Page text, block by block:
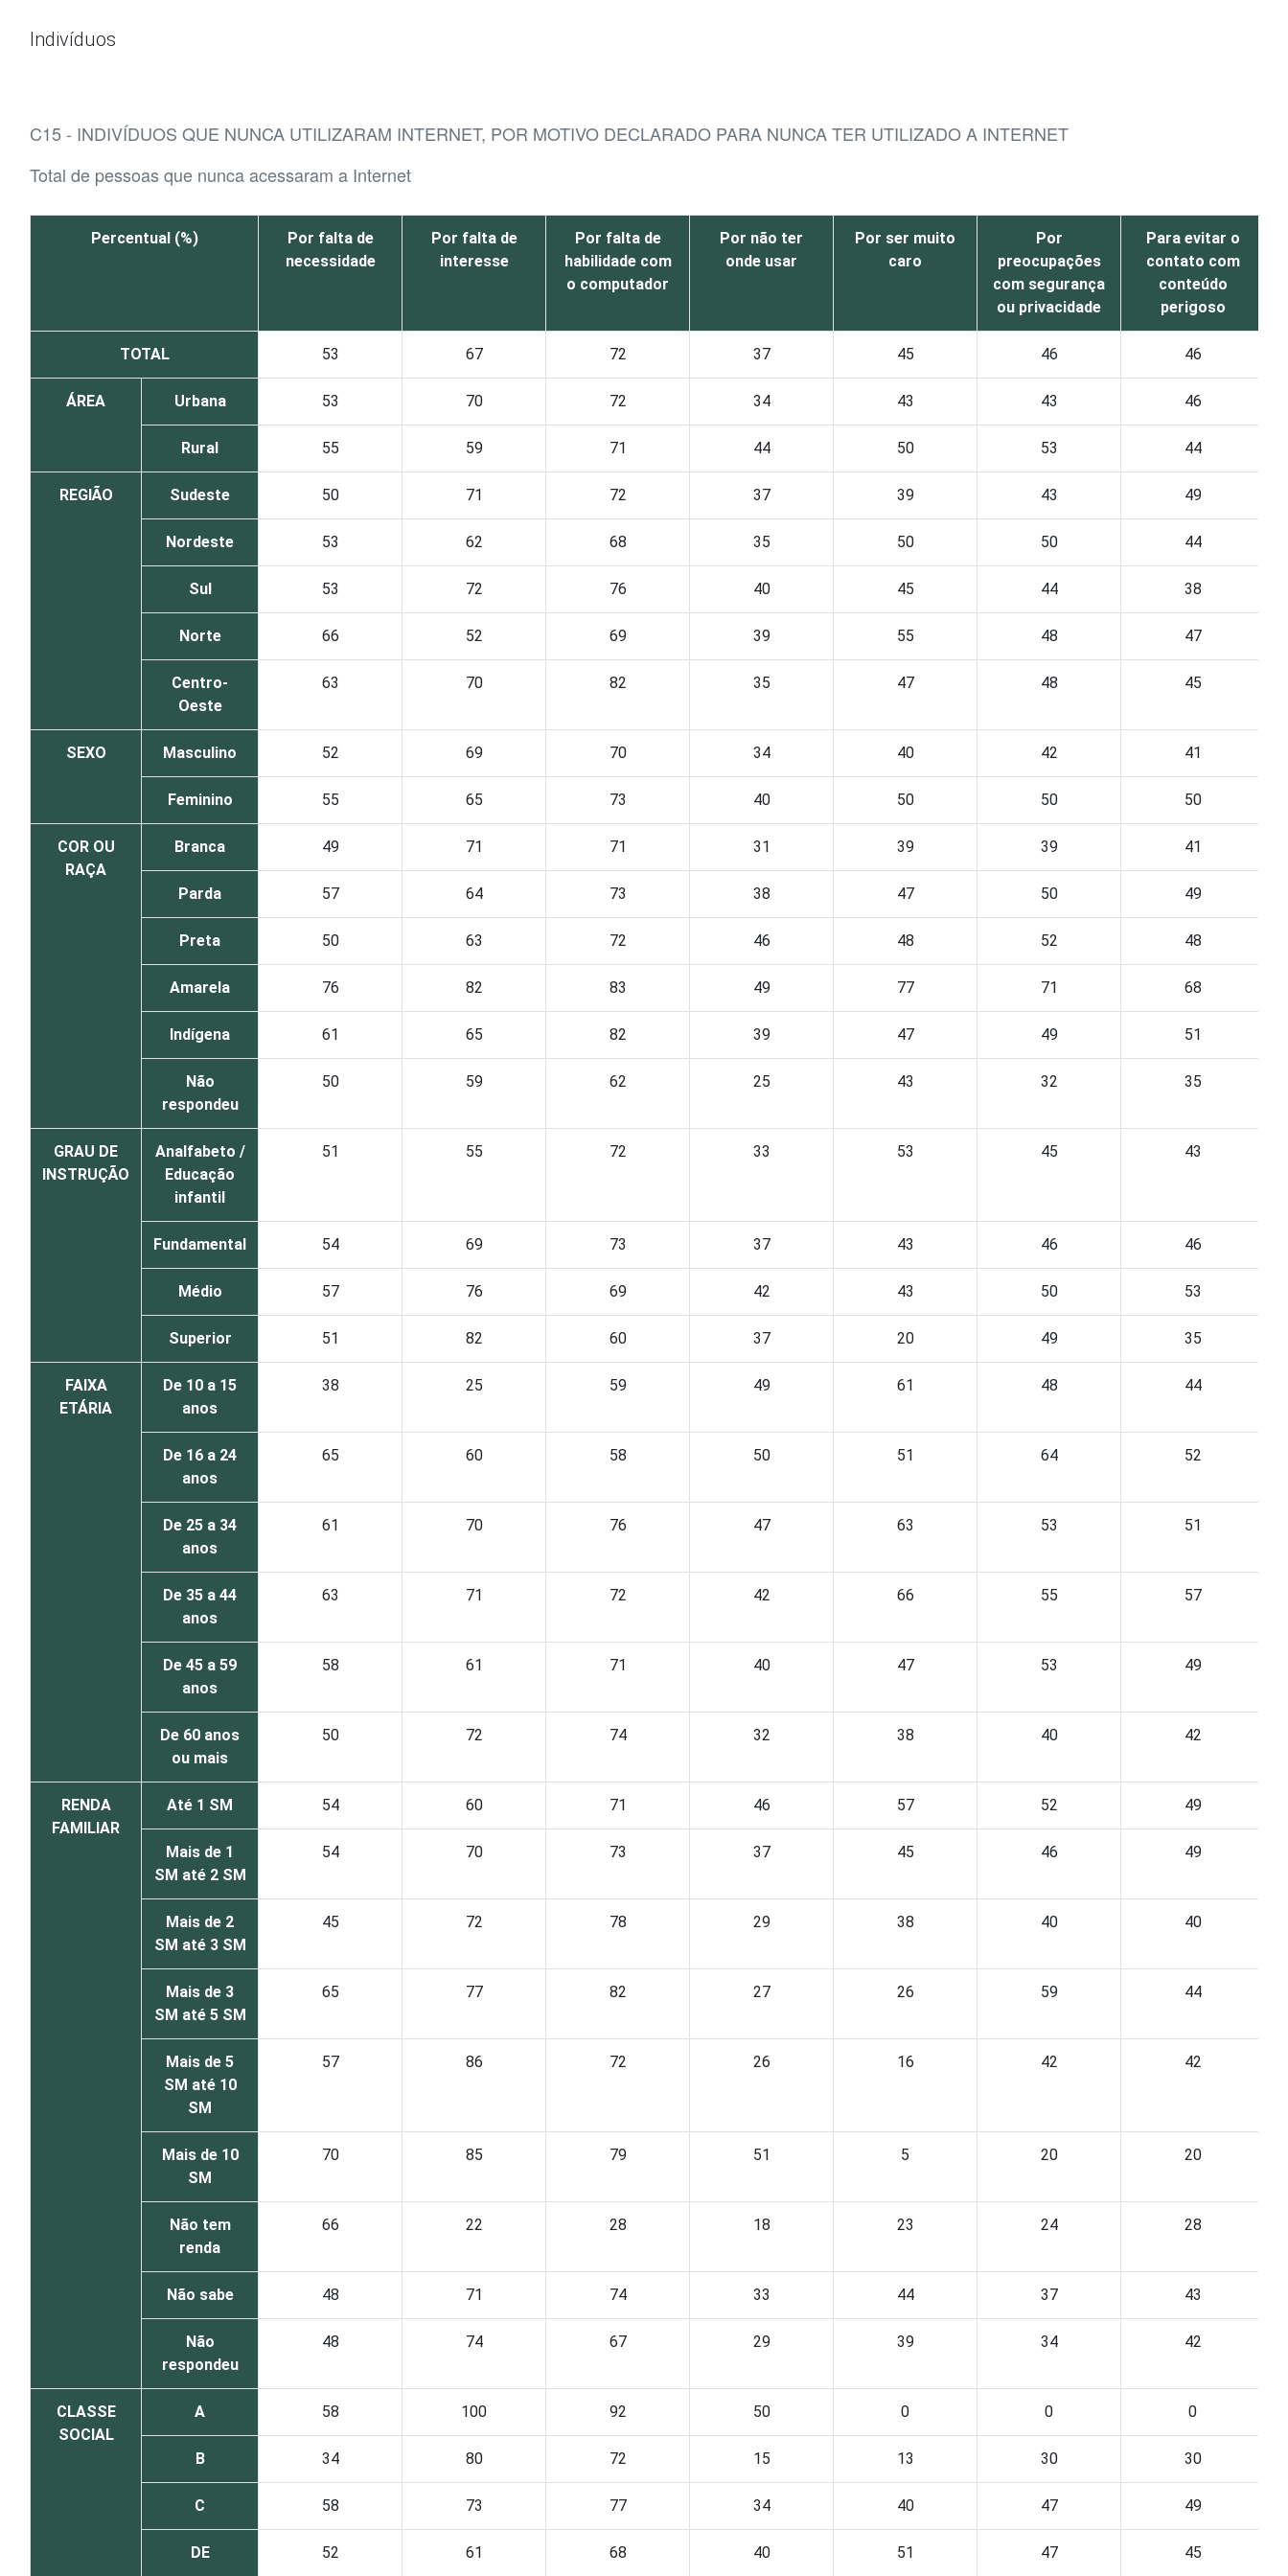
Indivíduos
C15 - INDIVÍDUOS QUE NUNCA UTILIZARAM INTERNET, POR MOTIVO DECLARADO PARA NUNCA TER UTILIZADO A INTERNET
Total de pessoas que nunca acessaram a Internet
Percentual (%)
Por falta de
necessidade
Por falta de
interesse
Por falta de
habilidade com
o computador
Por não ter
onde usar
Por ser muito
caro
Por
preocupações
com segurança
ou privacidade
Para evitar o
contato com
conteúdo
perigoso
TOTAL 53 67 72 37 45 46 46
ÁREA Urbana 53 70 72 34 43 43 46
Rural 55 59 71 44 50 53 44
REGIÃO Sudeste 50 71 72 37 39 43 49
Nordeste 53 62 68 35 50 50 44
Sul 53 72 76 40 45 44 38
Norte 66 52 69 39 55 48 47
Centro-
Oeste
63 70 82 35 47 48 45
SEXO Masculino 52 69 70 34 40 42 41
Feminino 55 65 73 40 50 50 50
COR OU
RAÇA
Branca 49 71 71 31 39 39 41
Parda 57 64 73 38 47 50 49
Preta 50 63 72 46 48 52 48
Amarela 76 82 83 49 77 71 68
Indígena 61 65 82 39 47 49 51
Não
respondeu
50 59 62 25 43 32 35
GRAU DE
INSTRUÇÃO
Analfabeto /
Educação
infantil
51 55 72 33 53 45 43
Fundamental 54 69 73 37 43 46 46
Médio 57 76 69 42 43 50 53
Superior 51 82 60 37 20 49 35
FAIXA
ETÁRIA
De 10 a 15
anos
38 25 59 49 61 48 44
De 16 a 24
anos
65 60 58 50 51 64 52
De 25 a 34
anos
61 70 76 47 63 53 51
De 35 a 44
anos
63 71 72 42 66 55 57
De 45 a 59
anos
58 61 71 40 47 53 49
De 60 anos
ou mais
50 72 74 32 38 40 42
RENDA
FAMILIAR
Até 1 SM 54 60 71 46 57 52 49
Mais de 1
SM até 2 SM
54 70 73 37 45 46 49
Mais de 2
SM até 3 SM
45 72 78 29 38 40 40
Mais de 3
SM até 5 SM
65 77 82 27 26 59 44
Mais de 5
SM até 10
SM
57 86 72 26 16 42 42
Mais de 10
SM
70 85 79 51 5 20 20
Não tem
renda
66 22 28 18 23 24 28
Não sabe 48 71 74 33 44 37 43
Não
respondeu
48 74 67 29 39 34 42
CLASSE
SOCIAL
A 58 100 92 50 0 0 0
B 34 80 72 15 13 30 30
C 58 73 77 34 40 47 49
DE 52 61 68 40 51 47 45